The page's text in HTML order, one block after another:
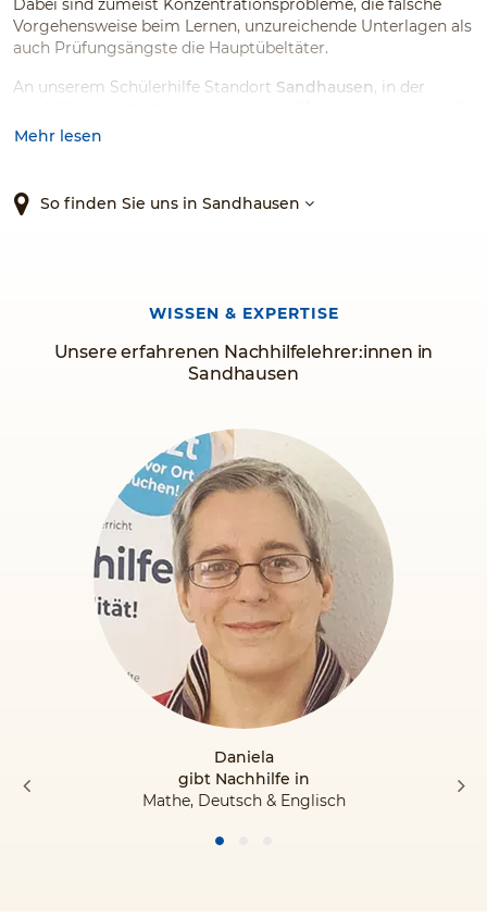
Vorgehensweise beim Lernen, unzureichende Unterlagen als
auch Prüfungsängste die Hauptübeltäter.
An unserem Schülerhilfe Standort Sandhausen, in der
abgestimmten
kompetenten Nachhilfelehrer:innen die Schulnoten der
Schüler:innen nachhaltig verbessern. Ob für den
Warten Sie nicht länger, sondern vertrauen Sie dem
Original!
Mehr lesen
So finden Sie uns in Sandhausen
Unsere erfahrenen Nachhilfelehrer:innen in
Sandhausen
WISSEN & EXPERTISE
Daniela
gibt Nachhilfe in
Mathe, Deutsch & Englisch